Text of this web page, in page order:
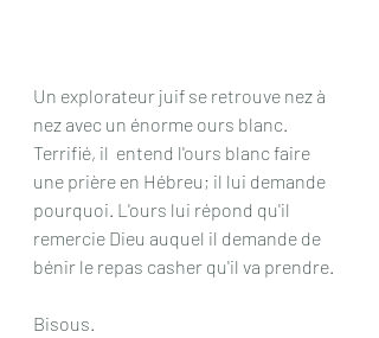
Un explorateur juif se retrouve nez à
nez avec un énorme ours blanc.
Terrifié, il  entend l'ours blanc faire
une prière en Hébreu; il lui demande
pourquoi. L'ours lui répond qu'il
remercie Dieu auquel il demande de
bénir le repas casher qu'il va prendre.
Bisous.